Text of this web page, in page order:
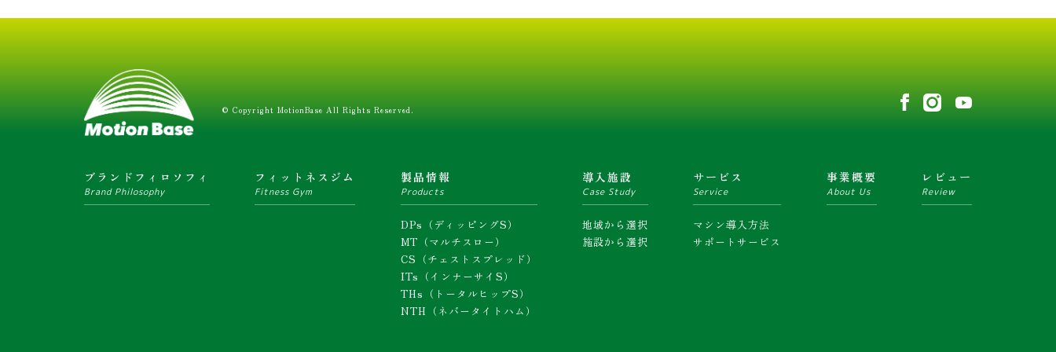
© Copyright MotionBase All Rights Reserved.
ブランドフィロソフィ
Brand Philosophy
フィットネスジム
Fitness Gym
製品情報
Products
DPs（ディッピングS）
MT（マルチスロー）
CS（チェストスプレッド）
ITs（インナーサイS）
THs（トータルヒップS）
NTH（ネバータイトハム）
導入施設
Case Study
地域から選択
施設から選択
サービス
Service
マシン導入方法
サポートサービス
事業概要
About Us
レビュー
Review